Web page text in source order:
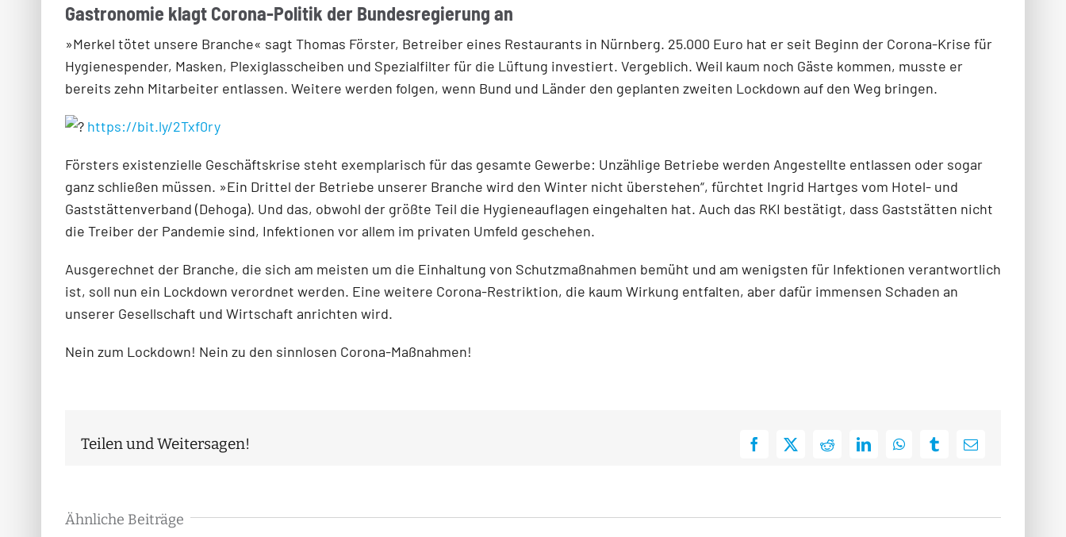
Gastronomie klagt Corona-Politik der Bundesregierung an
»Merkel tötet unsere Branche« sagt Thomas Förster, Betreiber eines Restaurants in Nürnberg. 25.000 Euro hat er seit Beginn der Corona-Krise für
Hygienespender, Masken, Plexiglasscheiben und Spezialfilter für die Lüftung investiert. Vergeblich. Weil kaum noch Gäste kommen, musste er
bereits zehn Mitarbeiter entlassen. Weitere werden folgen, wenn Bund und Länder den geplanten zweiten Lockdown auf den Weg bringen.
https://bit.ly/2Txf0ry
Försters existenzielle Geschäftskrise steht exemplarisch für das gesamte Gewerbe: Unzählige Betriebe werden Angestellte entlassen oder sogar
ganz schließen müssen. »Ein Drittel der Betriebe unserer Branche wird den Winter nicht überstehen“, fürchtet Ingrid Hartges vom Hotel- und
Gaststättenverband (Dehoga). Und das, obwohl der größte Teil die Hygieneauflagen eingehalten hat. Auch das RKI bestätigt, dass Gaststätten nicht
die Treiber der Pandemie sind, Infektionen vor allem im privaten Umfeld geschehen.
Ausgerechnet der Branche, die sich am meisten um die Einhaltung von Schutzmaßnahmen bemüht und am wenigsten für Infektionen verantwortlich
ist, soll nun ein Lockdown verordnet werden. Eine weitere Corona-Restriktion, die kaum Wirkung entfalten, aber dafür immensen Schaden an
unserer Gesellschaft und Wirtschaft anrichten wird.
Nein zum Lockdown! Nein zu den sinnlosen Corona-Maßnahmen!
Teilen und Weitersagen! Facebook
X RedditLinkedInWhatsAppTumblrE-
Ähnliche Beiträge